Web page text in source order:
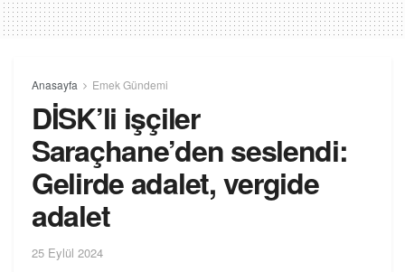
Anasayfa Emek Gündemi
DİSK’li işçiler
Saraçhane’den seslendi:
Gelirde adalet, vergide
adalet
25 Eylül 2024